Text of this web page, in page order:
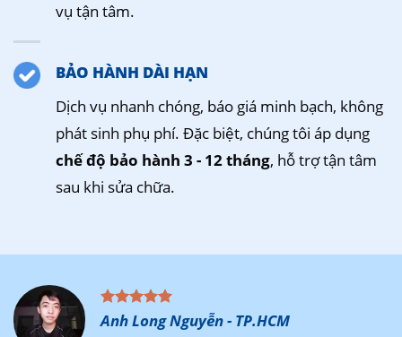
vụ tận tâm.
BẢO HÀNH DÀI HẠN
Dịch vụ nhanh chóng, báo giá minh bạch, không
phát sinh phụ phí. Đặc biệt, chúng tôi áp dụng
chế độ bảo hành 3 - 12 tháng, hỗ trợ tận tâm
sau khi sửa chữa.
Anh Long Nguyễn - TP.HCM